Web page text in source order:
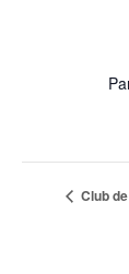
Club